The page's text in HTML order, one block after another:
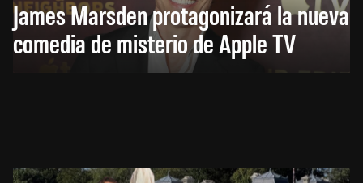
James Marsden protagonizará la nueva
comedia de misterio de Apple TV